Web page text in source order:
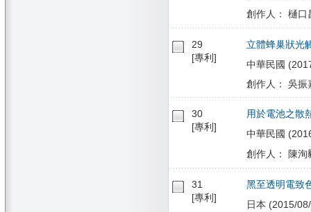
創作人： 樋
29
[專利]
立體蜂巢狀光
中華民國
創作人： 吳振
30
[專利]
用於電池之散
中華民國
創作人： 陳
31
[專利]
黑至透明電致
日本 (2015/